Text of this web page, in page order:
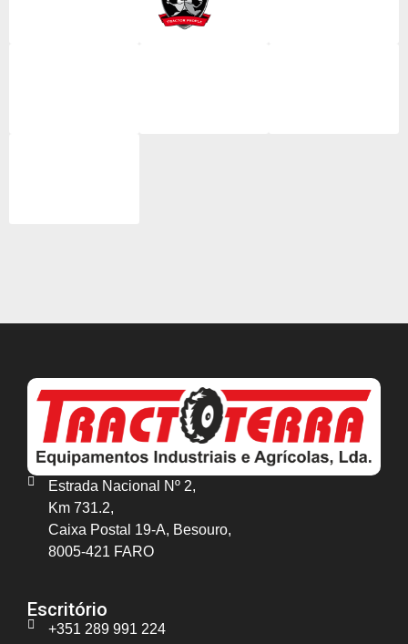
Estrada Nacional Nº 2,
Km 731.2,
Caixa Postal 19-A, Besouro,
8005-421 FARO
Escritório
+351 289 991 224